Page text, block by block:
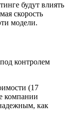
будут влиять
скорость
модели.
контролем
(17
компании
как